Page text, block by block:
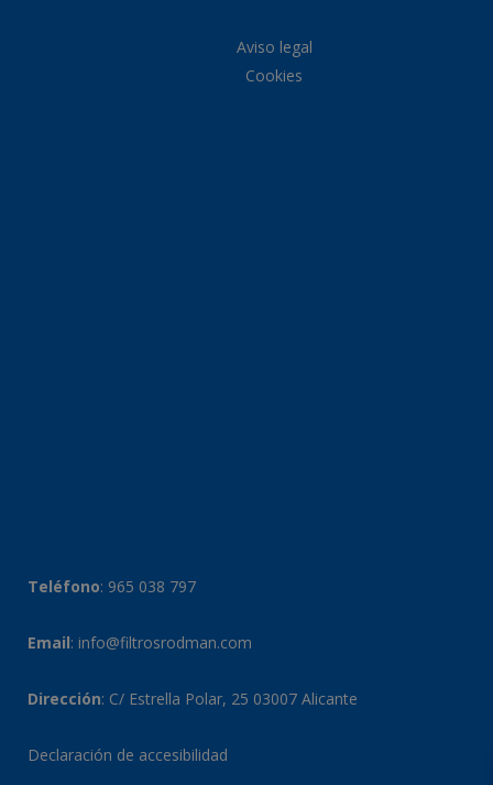
Aviso legal
Cookies
Teléfono: 965 038 797
Email: info@filtrosrodman.com
Dirección: C/ Estrella Polar, 25 03007 Alicante
Declaración de accesibilidad